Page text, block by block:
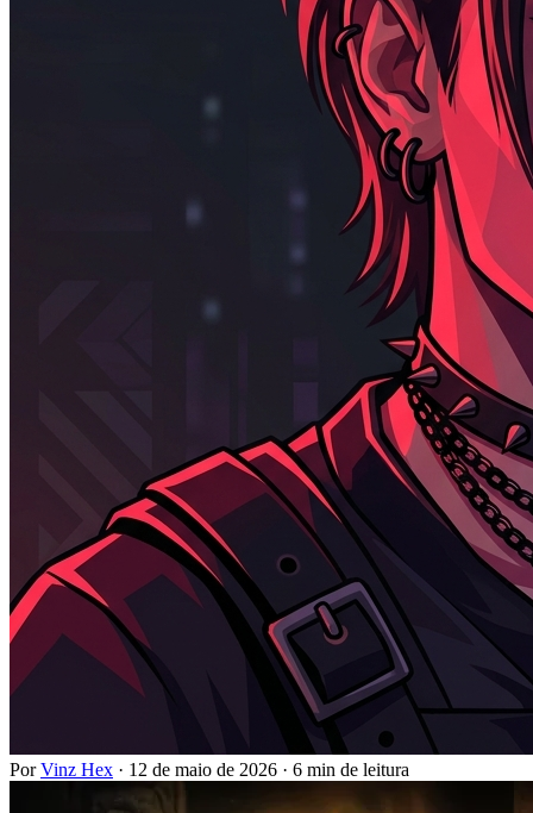
PorVinz Hex · 12 de maio de 2026 · 6 min de leitura